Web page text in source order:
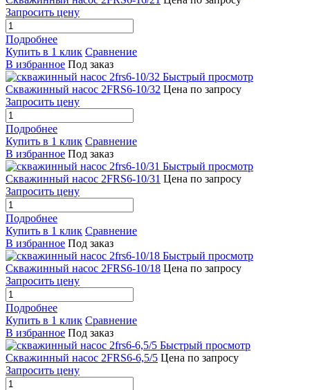
Запросить цену
Подробнее
Купить в 1 клик Сравнение
В избранное Под заказ
Быстрый просмотр
Скважинный насос 2FRS6-10/32 Цена по запросу
Запросить цену
Подробнее
Купить в 1 клик Сравнение
В избранное Под заказ
Быстрый просмотр
Скважинный насос 2FRS6-10/31 Цена по запросу
Запросить цену
Подробнее
Купить в 1 клик Сравнение
В избранное Под заказ
Быстрый просмотр
Скважинный насос 2FRS6-10/18 Цена по запросу
Запросить цену
Подробнее
Купить в 1 клик Сравнение
В избранное Под заказ
Быстрый просмотр
Скважинный насос 2FRS6-6,5/5 Цена по запросу
Запросить цену